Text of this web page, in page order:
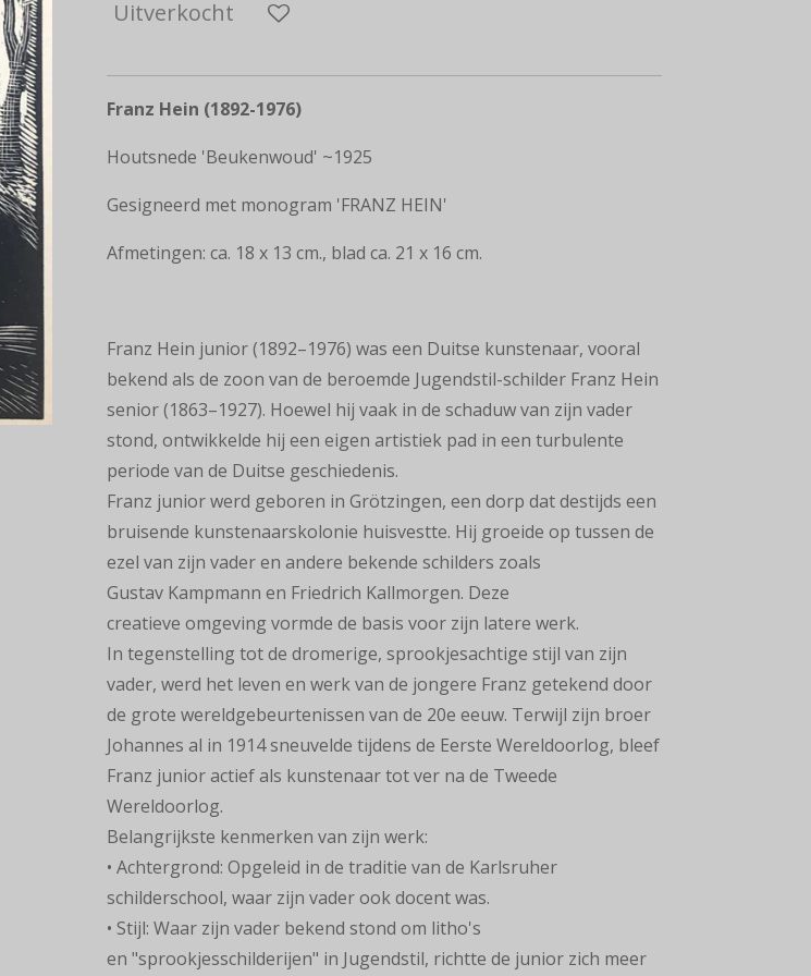
Uitverkocht
Franz Hein (1892-1976)
Houtsnede 'Beukenwoud' ~1925
Gesigneerd met monogram 'FRANZ HEIN'
Afmetingen: ca. 18 x 13 cm., blad ca. 21 x 16 cm.
Franz Hein junior (1892–1976) was een Duitse kunstenaar, vooral
bekend als de zoon van de beroemde Jugendstil-schilder Franz Hein
senior (1863–1927). Hoewel hij vaak in de schaduw van zijn vader
stond, ontwikkelde hij een eigen artistiek pad in een turbulente
periode van de Duitse geschiedenis.
Franz junior werd geboren in Grötzingen, een dorp dat destijds een
bruisende kunstenaarskolonie huisvestte. Hij groeide op tussen de
ezel van zijn vader en andere bekende schilders zoals
Gustav Kampmann en Friedrich Kallmorgen. Deze
creatieve omgeving vormde de basis voor zijn latere werk.
In tegenstelling tot de dromerige, sprookjesachtige stijl van zijn
vader, werd het leven en werk van de jongere Franz getekend door
de grote wereldgebeurtenissen van de 20e eeuw. Terwijl zijn broer
Johannes al in 1914 sneuvelde tijdens de Eerste Wereldoorlog, bleef
Franz junior actief als kunstenaar tot ver na de Tweede
Wereldoorlog.
Belangrijkste kenmerken van zijn werk:
• Achtergrond: Opgeleid in de traditie van de Karlsruher
schilderschool, waar zijn vader ook docent was.
• Stijl: Waar zijn vader bekend stond om litho's
en "sprookjesschilderijen" in Jugendstil, richtte de junior zich meer